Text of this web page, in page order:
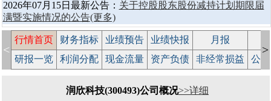
2026年07月15日最新公告： 关于控股股东股份减持计划期限届
满暨实施情况的公告(更多)
<
行情首页 财务指标 业绩预告 业绩快报 月报
研报一览
利润分配 现金流量 资产负债 非经常损益 公
>
润欣科技(300493)公司概况>>详细